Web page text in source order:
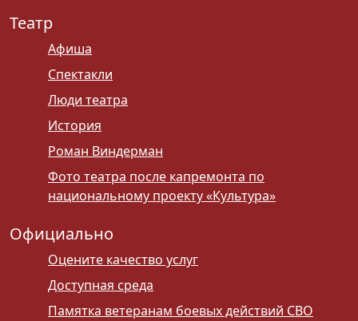
Театр
Афиша
Спектакли
Люди театра
История
Роман Виндерман
Фото театра после капремонта по
национальному проекту «Культура»
Официально
Оцените качество услуг
Доступная среда
Памятка ветеранам боевых действий СВО